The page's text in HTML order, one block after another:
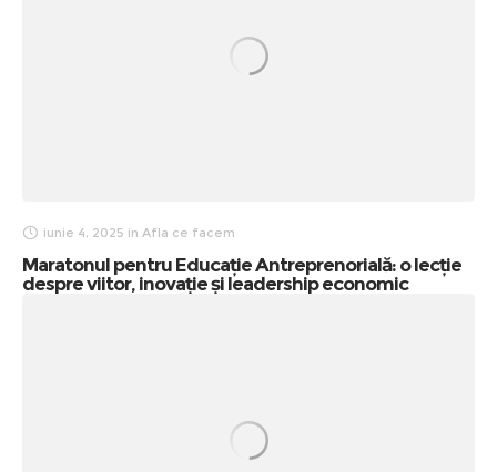
iunie 4, 2025 in Afla ce facem
Maratonul pentru Educație Antreprenorială: o lecție
despre viitor, inovație și leadership economic